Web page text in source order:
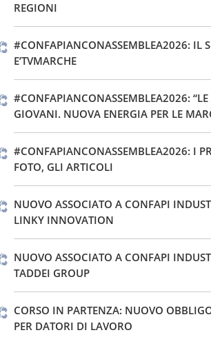
REGIONI
#CONFAPIANCONASSEMBLEA2026: IL
E’TVMARCHE
#CONFAPIANCONASSEMBLEA2026:
GIOVANI. NUOVA ENERGIA PER LE
#CONFAPIANCONASSEMBLEA2026: I
FOTO, GLI ARTICOLI
NUOVO ASSOCIATO A CONFAPI
LINKY INNOVATION
NUOVO ASSOCIATO A CONFAPI
TADDEI GROUP
CORSO IN PARTENZA: NUOVO
PER DATORI DI LAVORO